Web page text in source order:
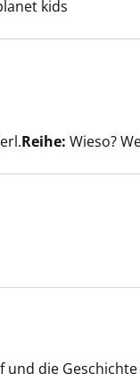
kids
Reihe: Wieso?
die